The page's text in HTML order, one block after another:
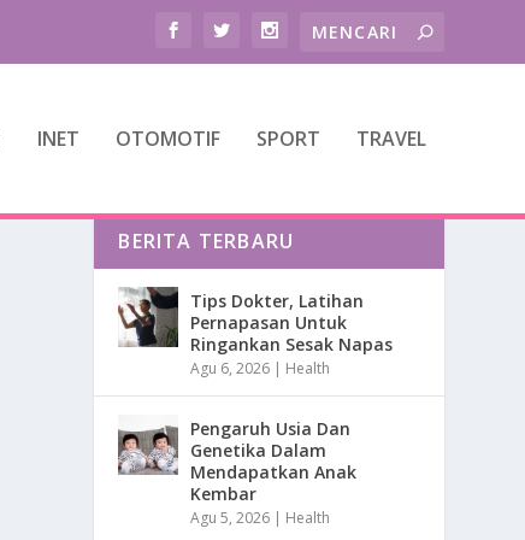
INET OTOMOTIF SPORT TRAVEL
BERITA TERBARU
Tips Dokter, Latihan
Pernapasan Untuk
Ringankan Sesak Napas
Agu 6, 2026 | Health
Pengaruh Usia Dan
Genetika Dalam
Mendapatkan Anak
Kembar
Agu 5, 2026 | Health